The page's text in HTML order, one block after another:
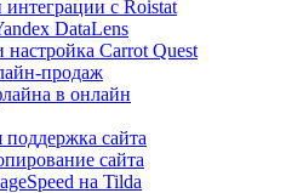
с Roistat
DataLens
Carrot Quest
продаж
в онлайн
поддержка сайта
сайта
на Tilda